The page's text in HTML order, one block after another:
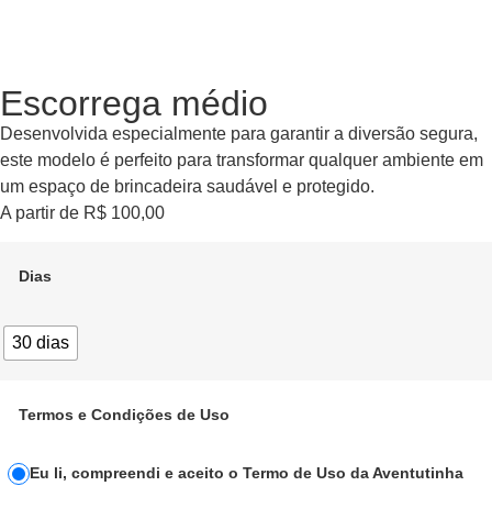
Escorrega médio
Desenvolvida especialmente para garantir a diversão segura,
este modelo é perfeito para transformar qualquer ambiente em
um espaço de brincadeira saudável e protegido.
A partir de R$ 100,00
Dias
30 dias
Termos e Condições de Uso
Eu li, compreendi e aceito o Termo de Uso da Aventutinha